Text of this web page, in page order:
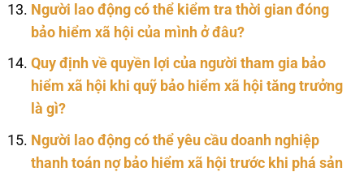
Người lao động có thể kiểm tra thời gian đóng
bảo hiểm xã hội của mình ở đâu?
Quy định về quyền lợi của người tham gia bảo
hiểm xã hội khi quỹ bảo hiểm xã hội tăng trưởng
là gì?
Người lao động có thể yêu cầu doanh nghiệp
thanh toán nợ bảo hiểm xã hội trước khi phá sản